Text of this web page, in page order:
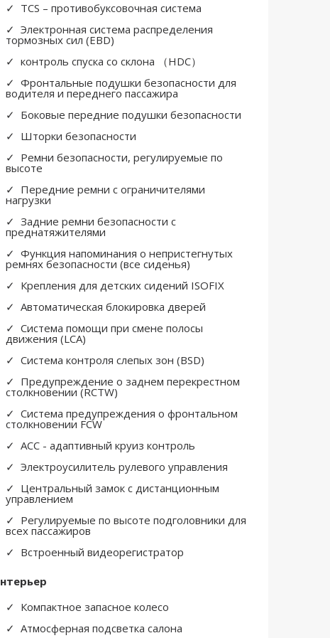
TCS – противобуксовочная система
Электронная система распределения
тормозных сил (EBD)
контроль спуска со склона （HDC）
Фронтальные подушки безопасности для
водителя и переднего пассажира
Боковые передние подушки безопасности
Шторки безопасности
Ремни безопасности, регулируемые по
высоте
Передние ремни с ограничителями
нагрузки
Задние ремни безопасности с
преднатяжителями
Функция напоминания о непристегнутых
ремнях безопасности (все сиденья)
Крепления для детских сидений ISOFIX
Автоматическая блокировка дверей
Система помощи при cмене полосы
движения (LCA)
Система контроля слепых зон (BSD)
Предупреждение о заднем перекрестном
столкновении (RCTW)
Система предупреждения о фронтальном
столкновении FCW
ACC - адаптивный круиз контроль
Электроусилитель рулевого управления
Центральный замок с дистанционным
управлением
Регулируемые по высоте подголовники для
всех пассажиров
Встроенный видеорегистратор
Компактное запасное колесо
Атмосферная подсветка салона